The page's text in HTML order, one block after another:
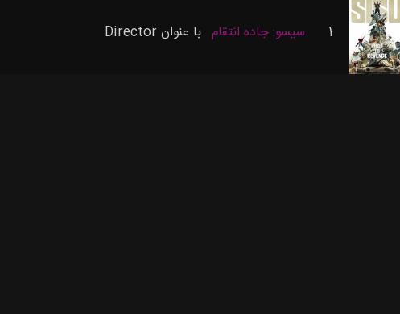
1 سیسو: جاده انتقام با عنوانDirector